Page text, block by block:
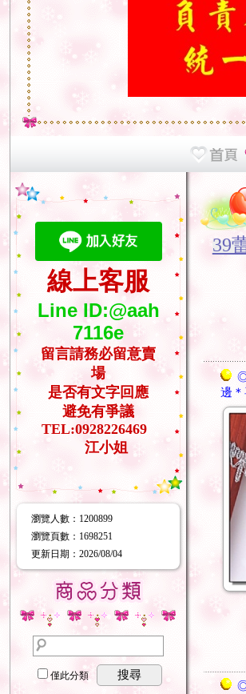
線上客服
Line ID:@aah
7116e
留言請務必留意賣
場
是否有文字回應
避免有爭議
TEL:0928226469
江小姐
瀏覽人數 ： 1200899
瀏覽頁數 ： 1698251
更新日期 ：2026/08/04
僅此分類 搜尋
39
邊